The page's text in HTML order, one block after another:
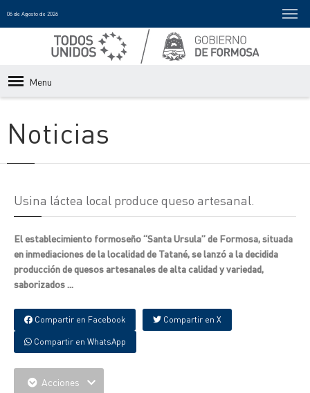
06 de Agosto de 2026
Menu
Noticias
Usina láctea local produce queso artesanal.
El establecimiento formoseño “Santa Ursula” de Formosa, situada
en inmediaciones de la localidad de Tatané, se lanzó a la decidida
producción de quesos artesanales de alta calidad y variedad,
saborizados ...
Compartir en Facebook Compartir en X
Compartir en WhatsApp
Acciones